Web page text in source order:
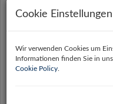
Cookie Einstellungen
Wir verwenden Cookies um
Informationen finden Sie in
Cookie Policy